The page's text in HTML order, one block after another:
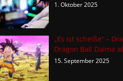
1. Oktober 2025
„Es ist scheiße“ –
Dragon Ball Daima
15. September 2025